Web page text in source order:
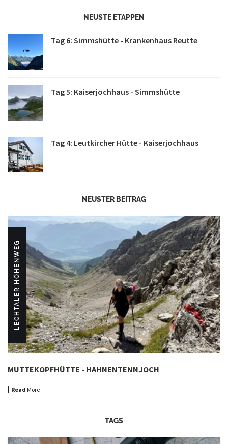
NEUSTE ETAPPEN
Tag 6: Simmshütte - Krankenhaus Reutte
Tag 5: Kaiserjochhaus - Simmshütte
Tag 4: Leutkircher Hütte - Kaiserjochhaus
NEUSTER BEITRAG
LECHTALER HÖHENWEG
MUTTEKOPFHÜTTE - HAHNENTENNJOCH
Read More
TAGS